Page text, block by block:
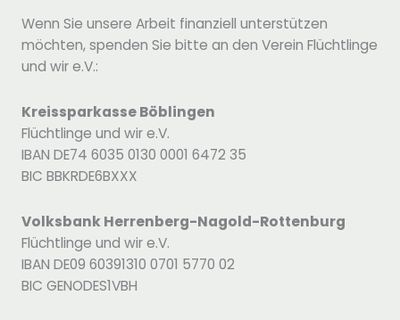
Wenn Sie unsere Arbeit finanziell unterstützen
möchten, spenden Sie bitte an den Verein Flüchtlinge
und wir e.V.:
Kreissparkasse Böblingen
Flüchtlinge und wir e.V.
IBAN DE74 6035 0130 0001 6472 35
BIC BBKRDE6BXXX
Volksbank Herrenberg-Nagold-Rottenburg
Flüchtlinge und wir e.V.
IBAN DE09 60391310 0701 5770 02
BIC GENODES1VBH